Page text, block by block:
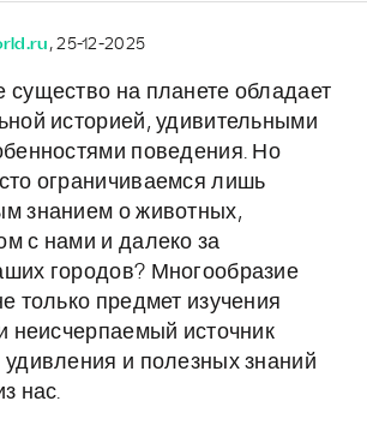
, 25-12-2025
существо на планете обладает
историей, удивительными
поведения. Но
ограничиваемся лишь
знанием о животных,
с нами и далеко за
городов? Многообразие
только предмет изучения
неисчерпаемый источник
и полезных знаний
нас.